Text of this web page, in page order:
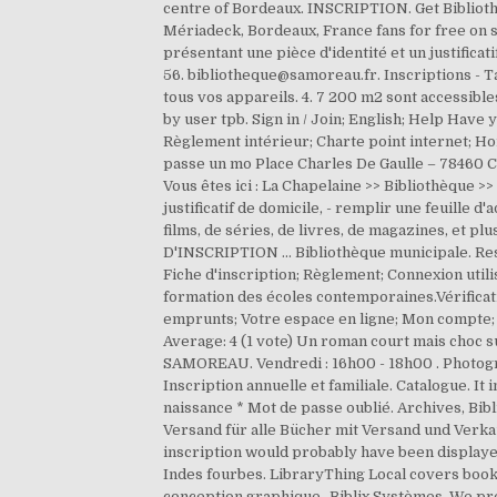
centre of Bordeaux. INSCRIPTION. Get
Mériadeck, Bordeaux, France fans for free
présentant une pièce d'identité et un
56. bibliotheque@samoreau.fr. Inscriptions -
tous vos appareils. 4. 7 200 m2 sont
by user tpb. Sign in / Join; English; Help
Règlement intérieur; Charte point internet;
passe un mo Place Charles De Gaulle –
Vous êtes ici : La Chapelaine >> Bibliothèque
justificatif de domicile, - remplir une feuille
films, de séries, de livres, de magazines, et
D'INSCRIPTION ... Bibliothèque municipale.
Fiche d'inscription; Règlement; Connexion
formation des écoles
emprunts; Votre espace en ligne; Mon
Average: 4 (1 vote) Un roman court mais
SAMOREAU. Vendredi : 16h00 - 18h00 .
Inscription annuelle et familiale. Catalogue. It
naissance * Mot de passe oublié. Archives,
Versand für alle Bücher mit Versand und
inscription would probably have been
Indes fourbes. LibraryThing Local covers